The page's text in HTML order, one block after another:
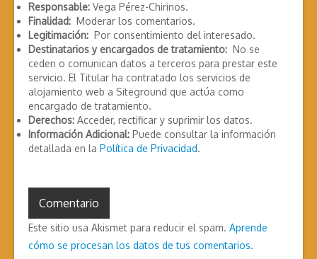
Responsable: Vega Pérez-Chirinos.
Finalidad: Moderar los comentarios.
Legitimación: Por consentimiento del interesado.
Destinatarios y encargados de tratamiento: No se
ceden o comunican datos a terceros para prestar este
servicio. El Titular ha contratado los servicios de
alojamiento web a Siteground que actúa como
encargado de tratamiento.
Derechos: Acceder, rectificar y suprimir los datos.
Información Adicional: Puede consultar la información
detallada en la Política de Privacidad.
Este sitio usa Akismet para reducir el spam. Aprende
cómo se procesan los datos de tus comentarios.